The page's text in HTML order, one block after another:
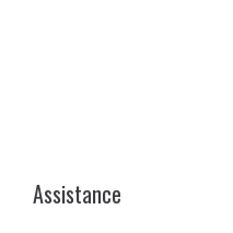
Assistance